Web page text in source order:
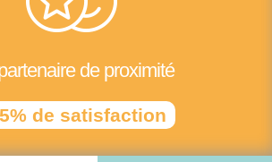
de proximité
de satisfaction